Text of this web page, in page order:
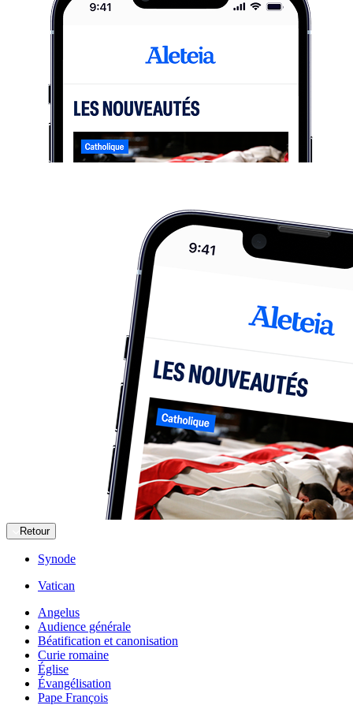
Retour
Synode
Vatican
Angelus
Audience générale
Béatification et canonisation
Curie romaine
Église
Évangélisation
Pape François